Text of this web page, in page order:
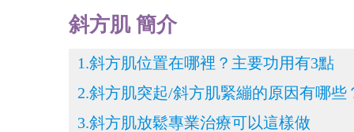
斜方肌 簡介
1.斜方肌位置在哪裡？主要功用有3點
2.斜方肌突起/斜方肌緊繃的原因有哪些
3.斜方肌放鬆專業治療可以這樣做